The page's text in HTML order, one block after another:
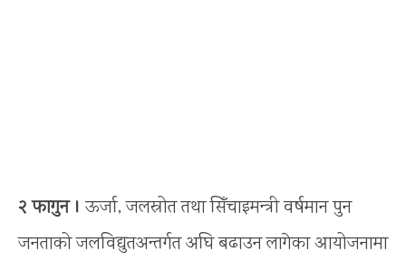
२ फागुन । ऊर्जा, जलस्रोत तथा सिँचाइमन्त्री वर्षमान पुन
जनताको जलविद्युतअन्तर्गत अघि बढाउन लागेका आयोजनामा